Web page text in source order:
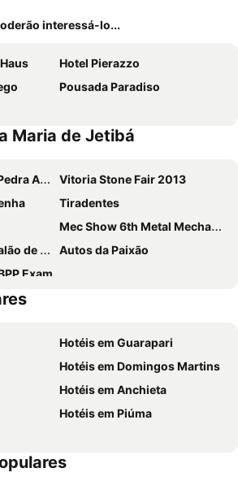
interessá-lo...
Hotel Pierazzo
Pousada Paradiso
Maria de Jetibá
Azul
Vitoria Stone Fair 2013
Tiradentes
Mec Show 6th Metal Mechanics, Power and Automations Fair
Espírito Santo
Autos da Paixão
Exam
Hotéis em Guarapari
Hotéis em Domingos Martins
Hotéis em Anchieta
Hotéis em Piúma